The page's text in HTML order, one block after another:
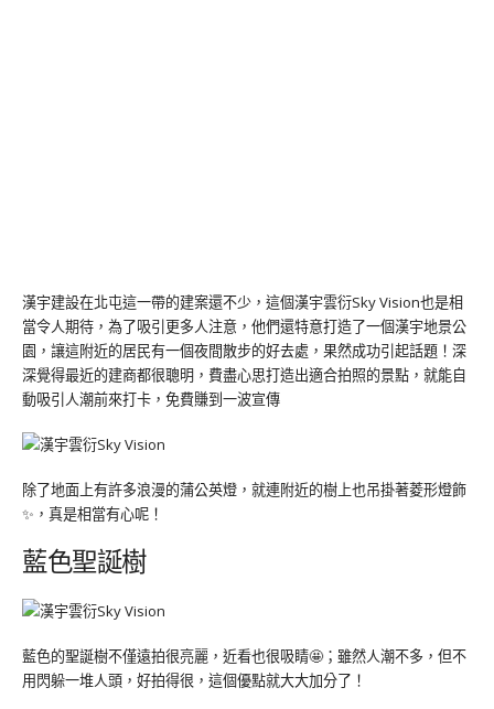
漢宇建設在北屯這一帶的建案還不少，這個漢宇雲衍Sky Vision也是相
當令人期待，為了吸引更多人注意，他們還特意打造了一個漢宇地景公
園，讓這附近的居民有一個夜間散步的好去處，果然成功引起話題！深
深覺得最近的建商都很聰明，費盡心思打造出適合拍照的景點，就能自
動吸引人潮前來打卡，免費賺到一波宣傳
除了地面上有許多浪漫的蒲公英燈，就連附近的樹上也吊掛著菱形燈飾
✨，真是相當有心呢！
藍色聖誕樹
藍色的聖誕樹不僅遠拍很亮麗，近看也很吸睛🤩；雖然人潮不多，但不
用閃躲一堆人頭，好拍得很，這個優點就大大加分了！